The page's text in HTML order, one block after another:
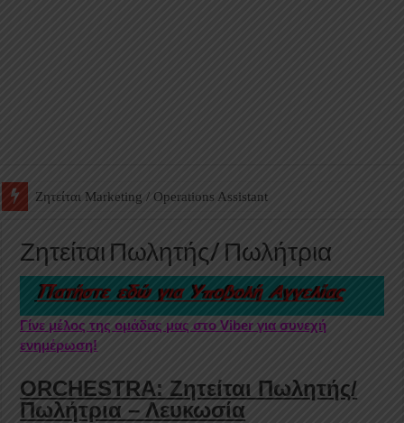
Ζητείται Βοηθός Αποθήκης σε Φαρμακείο
Ζητείται Πωλητής/ Πωλήτρια
Γίνε μέλος της ομάδας μας στο Viber για συνεχή
ενημέρωση!
ORCHESTRA: Ζητείται Πωλητής/
Πωλήτρια – Λευκωσία